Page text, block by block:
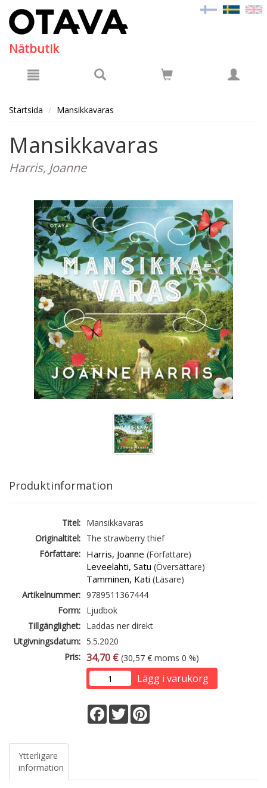
Nätbutik
Startsida Mansikkavaras
Mansikkavaras
Harris, Joanne
Produktinformation
Titel: Mansikkavaras
Originaltitel: The strawberry thief
Författare: Harris, Joanne (Författare)
Leveelahti, Satu (Översättare)
Tamminen, Kati (Läsare)
Artikelnummer: 9789511367444
Form: Ljudbok
Tillgänglighet: Laddas ner direkt
Utgivningsdatum: 5.5.2020
Pris: 34,70 € (30,57 € moms 0 %)
Lägg i varukorg
Facebook
Twitter
Ytterligare
information